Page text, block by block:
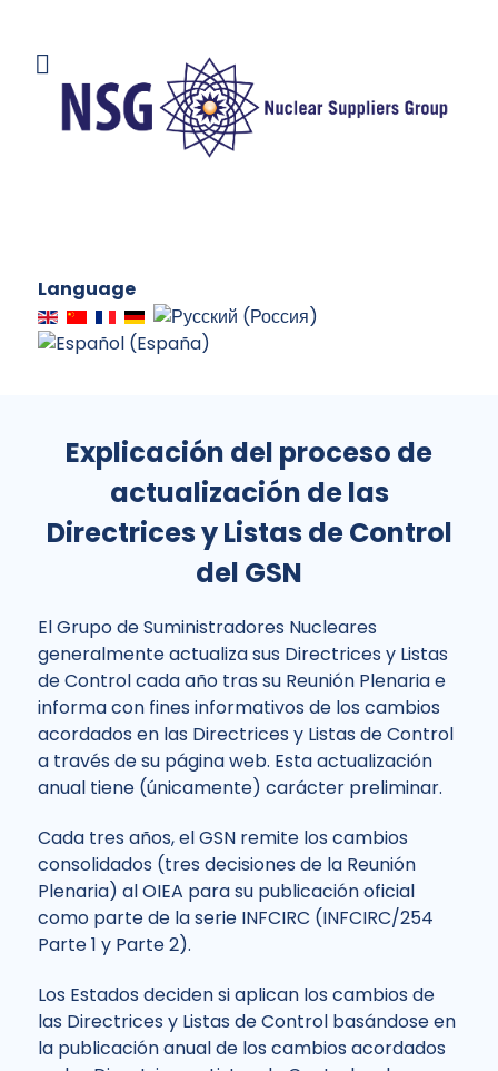
Language
Explicación del proceso de
actualización de las
Directrices y Listas de Control
del GSN
El Grupo de Suministradores Nucleares
generalmente actualiza sus Directrices y Listas
de Control cada año tras su Reunión Plenaria e
informa con fines informativos de los cambios
acordados en las Directrices y Listas de Control
a través de su página web. Esta actualización
anual tiene (únicamente) carácter preliminar.
Cada tres años, el GSN remite los cambios
consolidados (tres decisiones de la Reunión
Plenaria) al OIEA para su publicación oficial
como parte de la serie INFCIRC (INFCIRC/254
Parte 1 y Parte 2).
Los Estados deciden si aplican los cambios de
las Directrices y Listas de Control basándose en
la publicación anual de los cambios acordados